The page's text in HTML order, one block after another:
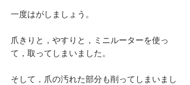
一度はがしましょう。
爪きりと，やすりと，ミニルーターを使っ
て，取ってしまいました。
そして，爪の汚れた部分も削ってしまいまし